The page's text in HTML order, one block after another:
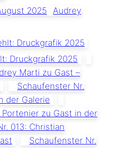
Audrey
Druckgrafik 2025
Marti zu Gast –
Schaufenster Nr.
der Galerie
Portenier zu Gast in der
013: Christian
Schaufenster Nr.